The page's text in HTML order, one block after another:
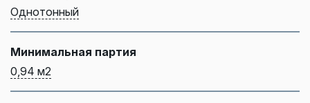
Однотонный
Минимальная партия
0,94 м2